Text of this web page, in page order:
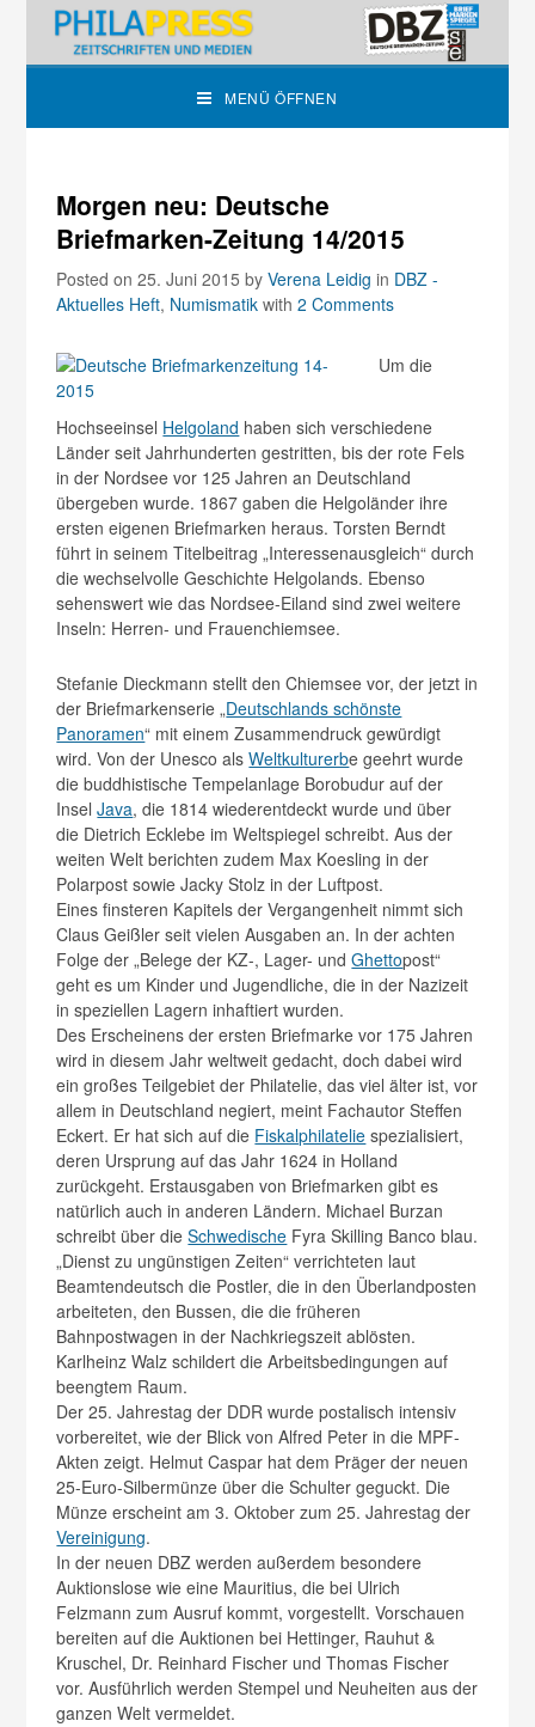
MENÜ ÖFFNEN
Morgen neu: Deutsche
Briefmarken-Zeitung 14/2015
Posted on 25. Juni 2015byVerena Leidig in DBZ -
Aktuelles Heft, Numismatik with2 Comments
Um die
Hochseeinsel Helgoland haben sich verschiedene
Länder seit Jahrhunderten gestritten, bis der rote Fels
in der Nordsee vor 125 Jahren an Deutschland
übergeben wurde. 1867 gaben die Helgoländer ihre
ersten eigenen Briefmarken heraus. Torsten Berndt
führt in seinem Titelbeitrag „Interessenausgleich“ durch
die wechselvolle Geschichte Helgolands. Ebenso
sehenswert wie das Nordsee-Eiland sind zwei weitere
Inseln: Herren- und Frauenchiemsee.
Stefanie Dieckmann stellt den Chiemsee vor, der jetzt in
der Briefmarkenserie „Deutschlands schönste
Panoramen“ mit einem Zusammendruck gewürdigt
wird. Von der Unesco alsWeltkulturerbe geehrt wurde
die buddhistische Tempelanlage Borobudur auf der
InselJava, die 1814 wiederentdeckt wurde und über
die Dietrich Ecklebe im Weltspiegel schreibt. Aus der
weiten Welt berichten zudem Max Koesling in der
Polarpost sowie Jacky Stolz in der Luftpost.
Eines finsteren Kapitels der Vergangenheit nimmt sich
Claus Geißler seit vielen Ausgaben an. In der achten
Folge der „Belege der KZ-, Lager- undGhettopost“
geht es um Kinder und Jugendliche, die in der Nazizeit
in speziellen Lagern inhaftiert wurden.
Des Erscheinens der ersten Briefmarke vor 175 Jahren
wird in diesem Jahr weltweit gedacht, doch dabei wird
ein großes Teilgebiet der Philatelie, das viel älter ist, vor
allem in Deutschland negiert, meint Fachautor Steffen
Eckert. Er hat sich auf die Fiskalphilatelie spezialisiert,
deren Ursprung auf das Jahr 1624 in Holland
zurückgeht. Erstausgaben von Briefmarken gibt es
natürlich auch in anderen Ländern. Michael Burzan
schreibt über dieSchwedische Fyra Skilling Banco blau.
„Dienst zu ungünstigen Zeiten“ verrichteten laut
Beamtendeutsch die Postler, die in den Überlandposten
arbeiteten, den Bussen, die die früheren
Bahnpostwagen in der Nachkriegszeit ablösten.
Karlheinz Walz schildert die Arbeitsbedingungen auf
beengtem Raum.
Der 25. Jahrestag der DDR wurde postalisch intensiv
vorbereitet, wie der Blick von Alfred Peter in die MPF-
Akten zeigt. Helmut Caspar hat dem Präger der neuen
25-Euro-Silbermünze über die Schulter geguckt. Die
Münze erscheint am 3. Oktober zum 25. Jahrestag der
Vereinigung.
In der neuen DBZ werden außerdem besondere
Auktionslose wie eine Mauritius, die bei Ulrich
Felzmann zum Ausruf kommt, vorgestellt. Vorschauen
bereiten auf die Auktionen bei Hettinger, Rauhut &
Kruschel, Dr. Reinhard Fischer und Thomas Fischer
vor. Ausführlich werden Stempel und Neuheiten aus der
ganzen Welt vermeldet.